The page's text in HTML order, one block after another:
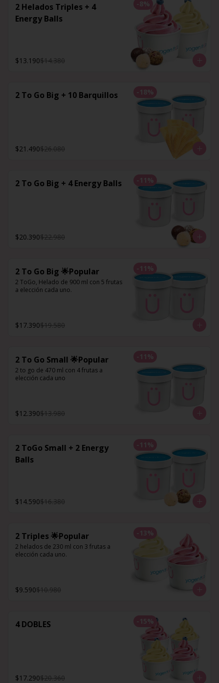
-8%
2 Helados Triples + 4
Energy Balls
$13.190$14.380
-18%
2 To Go Big + 10 Barquillos
$21.490$26.080
-11 %
2 To Go Big + 4 Energy Balls
$20.390$22.980
-11 %
2 To Go Big 🌟Popular
2 ToGo, Helado de 900 ml con 5 frutas
a elección cada uno.
$17.390$19.580
-11 %
2 To Go Small 🌟Popular
2 to go de 470 ml con 4 frutas a
elección cada uno
$12.390$13.980
-11 %
2 ToGo Small + 2 Energy
Balls
$14.590$16.380
-13%
2 Triples 🌟Popular
2 helados de 230 ml con 3 frutas a
elección cada uno.
$9.590$10.980
-15%
4 DOBLES
$17.290$20.360